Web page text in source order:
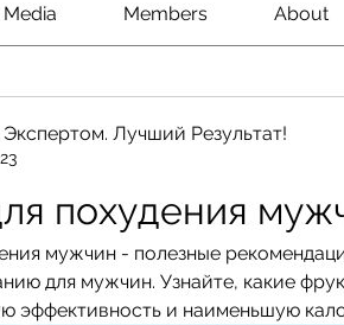
Media Members About
Лучший Результат!
похудения
мужчин - полезные
для мужчин. Узнайте, какие
эффективность и наименьшую